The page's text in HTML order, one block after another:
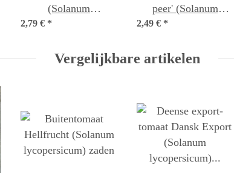
(Solanum
lycopersicum) zaden
2,79 € *
peer' (Solanum
lycopersicum) zaden
2,49 € *
Vergelijkbare artikelen